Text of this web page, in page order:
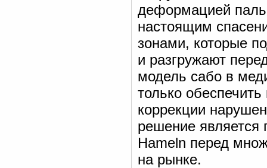
деформацией
настоящим
зонами, которые
и разгружают
модель сабо в
только
коррекции
решение является
Hameln перед
на рынке.